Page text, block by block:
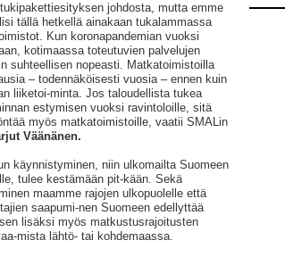
johdosta, mutta emme
tällä hetkellä ainakaan tukalammassa
Kun koronapandemian vuoksi
kotimaassa toteutuvien palvelujen
suhteellisen nopeasti. Matkatoimistoilla
– todennäköisesti vuosia – ennen kuin
liiketoi-minta. Jos taloudellista tukea
estymisen vuoksi ravintoloille, sitä
myös matkatoimistoille, vaatii SMALin
Väänänen.
käynnistyminen, niin ulkomailta Suomeen
tulee kestämään pit-kään. Sekä
maamme rajojen ulkopuolelle että
saapumi-nen Suomeen edellyttää
lisäksi myös matkustusrajoitusten
mista lähtö- tai kohdemaassa.